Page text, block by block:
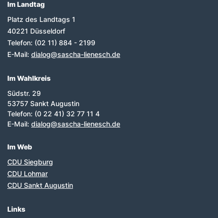
Fußbereich
Im Landtag
Platz des Landtags 1
40221 Düsseldorf
Telefon: (02 11) 884 - 2199
E-Mail: dialog@sascha-lienesch.de
Im Wahlkreis
Südstr. 29
53757 Sankt Augustin
Telefon: (0 22 41) 32 77 11 4
E-Mail: dialog@sascha-lienesch.de
Im Web
CDU Siegburg
CDU Lohmar
CDU Sankt Augustin
Links